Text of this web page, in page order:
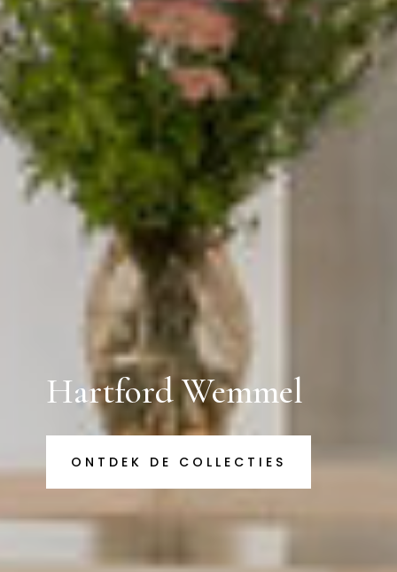
Hartford Wemmel
ONTDEK DE COLLECTIES